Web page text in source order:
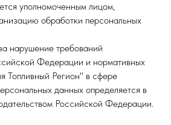
уполномоченным лицом,
обработки персональных
нарушение требований
Федерации и нормативных
Регион" в сфере
данных определяется в
Российской Федерации.